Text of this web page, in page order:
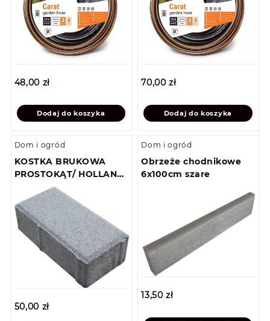
48,00 zł
Dodaj do koszyka
70,00zł
Dodaj do koszyka
Dom i ogród
KOSTKA BRUKOWA
PROSTOKĄT/ HOLLAND
50,00 zł
Dom i ogród
Obrzeże chodnikowe
6x100cm szare
13,50zł